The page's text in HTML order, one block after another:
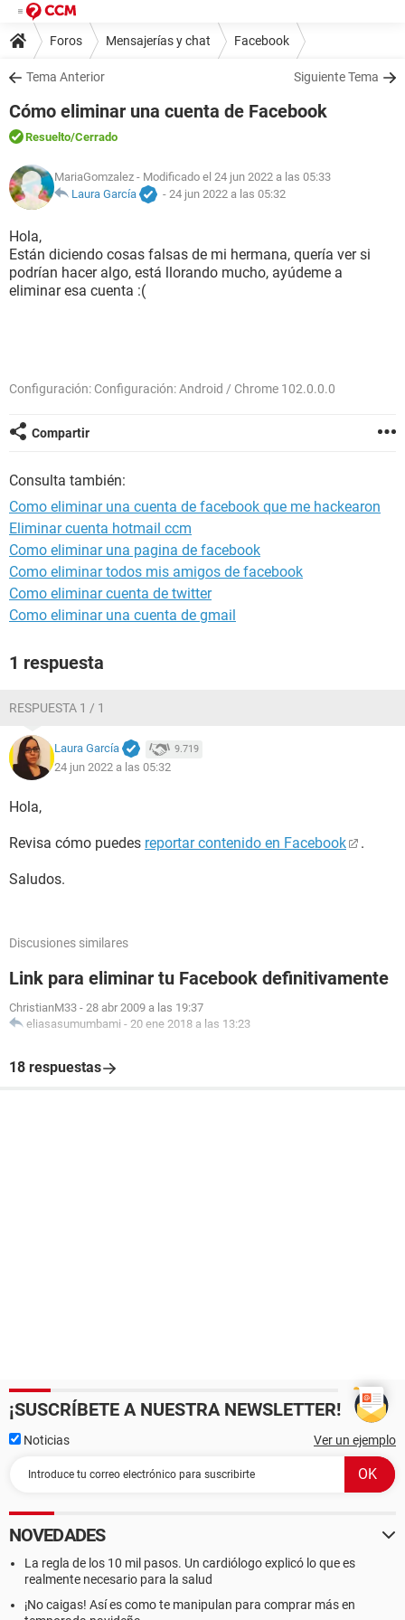
Foros Mensajerías y chat Facebook
Tema Anterior Siguiente Tema
Cómo eliminar una cuenta de Facebook
Resuelto/Cerrado
MariaGomzalez - Modificado el 24 jun 2022 a las 05:33
Laura García
- 24 jun 2022 a las 05:32
Hola,
Están diciendo cosas falsas de mi hermana, quería ver si
podrían hacer algo, está llorando mucho, ayúdeme a
eliminar esa cuenta :(
Configuración: Configuración: Android / Chrome 102.0.0.0
Compartir
Consulta también:
Como eliminar una cuenta de facebook que me hackearon
Eliminar cuenta hotmail ccm
Como eliminar una pagina de facebook
Como eliminar todos mis amigos de facebook
Como eliminar cuenta de twitter
Como eliminar una cuenta de gmail
1 respuesta
RESPUESTA 1 / 1
Laura García 9.719
24 jun 2022 a las 05:32
Hola,
Revisa cómo puedes reportar contenido en Facebook .
Saludos.
Discusiones similares
Link para eliminar tu Facebook definitivamente
ChristianM33 - 28 abr 2009 a las 19:37
eliasasumumbami - 20 ene 2018 a las 13:23
18 respuestas
¡SUSCRÍBETE A NUESTRA NEWSLETTER!
Noticias Ver un ejemplo
NOVEDADES
La regla de los 10 mil pasos. Un cardiólogo explicó lo que es
realmente necesario para la salud
¡No caigas! Así es como te manipulan para comprar más en